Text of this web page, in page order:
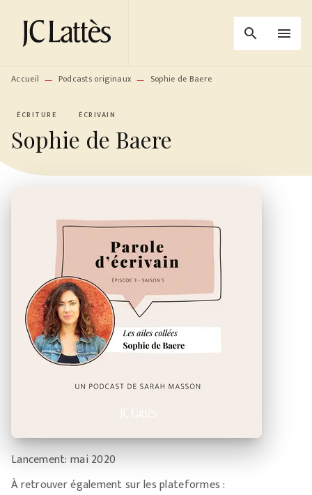
MENU RECHERCHE
PIED DE PAGE
search menu
Accueil — Podcasts originaux — Sophie de Baere
ÉCRITURE ÉCRIVAIN
Sophie de Baere
Lancement: mai 2020
À retrouver également sur les plateformes :